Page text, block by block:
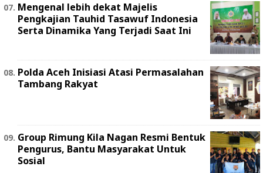
Mengenal lebih dekat Majelis
Pengkajian Tauhid Tasawuf Indonesia
Serta Dinamika Yang Terjadi Saat Ini
Polda Aceh Inisiasi Atasi Permasalahan
Tambang Rakyat
Group Rimung Kila Nagan Resmi Bentuk
Pengurus, Bantu Masyarakat Untuk
Sosial